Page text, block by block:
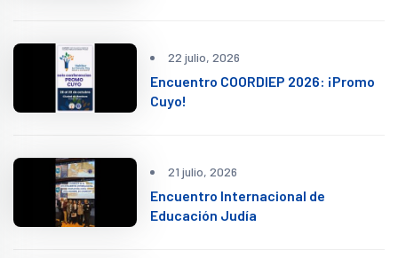
22 julio, 2026
Encuentro COORDIEP 2026: ¡Promo
Cuyo!
21 julio, 2026
Encuentro Internacional de
Educación Judía